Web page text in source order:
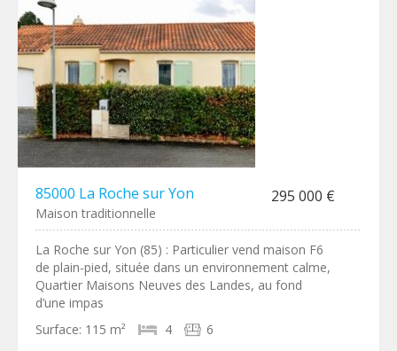
85000 La Roche sur Yon 295 000 €
Maison traditionnelle
La Roche sur Yon (85) : Particulier vend maison F6
de plain-pied, située dans un environnement calme,
Quartier Maisons Neuves des Landes, au fond
d’une impas
Surface: 115 m² 4 6